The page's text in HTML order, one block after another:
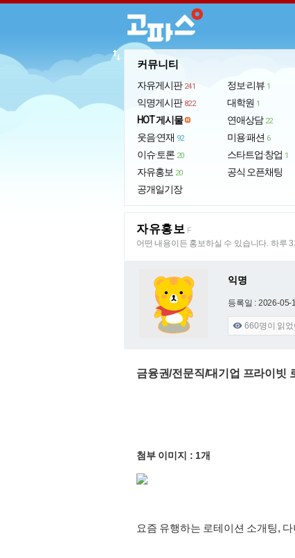
커뮤니티
자유게시판 241
익명게시판 822
HOT 게시물
웃음·연재 92
이슈·토론 20
자유홍보 20
공개일기장
정보·리뷰 1
대학원 1
연애상담 22
미용·패션 6
스타트업·창업 1
공식 오픈채팅
import_export
자유홍보 F
어떤 내용이든 홍보하실 수 있습니다. 하루
익명
등록일 : 2026-05-
 660명이 읽
금융권/전문직/대기업 프라이빗
첨부 이미지 : 1개
요즘 유행하는 로테이션 소개팅,